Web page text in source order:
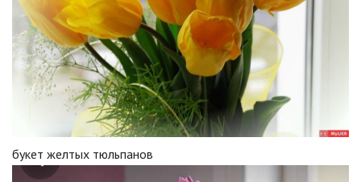
букет желтых тюльпанов